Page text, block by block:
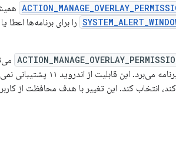
را برای برنامه‌ها اعطا
مدیریت مجوز به صفحه مخصوص
انتخاب کند. این تغییر با هدف محافظت از